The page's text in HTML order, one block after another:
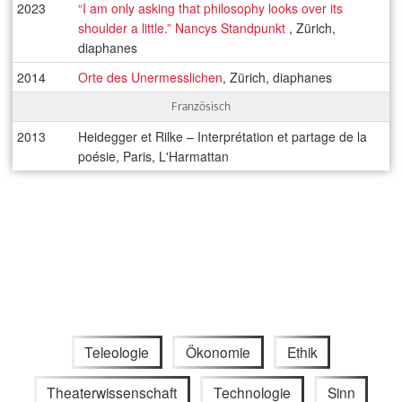
2023
“I am only asking that philosophy looks over its
shoulder a little.” Nancys Standpunkt , Zürich,
diaphanes
2014
Orte des Unermesslichen, Zürich, diaphanes
Französisch
2013
Heidegger et Rilke – Interprétation et partage de la
poésie, Paris, L'Harmattan
Teleologie Ökonomie Ethik
Theaterwissenschaft Technologie Sinn